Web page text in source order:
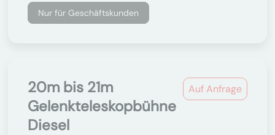
Nur für Geschäftskunden
Auf Anfrage
20m bis 21m
Gelenkteleskopbühne
Diesel